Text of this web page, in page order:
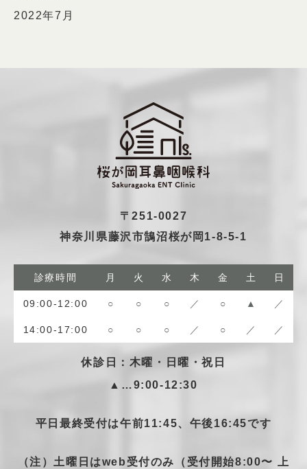
2022年7月
〒251-0027
神奈川県藤沢市鵠沼桜が岡1-8-5-1
診療時間 月 火 水 木 金 土 日
09:00-12:00 ○ ○ ○ ／ ○ ▲ ／
14:00-17:00 ○ ○ ○ ／ ○ ／ ／
休診日：木曜・日曜・祝日
▲…9:00-12:30
平日最終受付は午前11:45、午後16:45です
（注）土曜日はweb受付のみ（受付開始8:00〜 上